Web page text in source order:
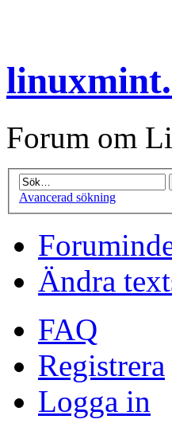
Forum om
Avancerad sökning
Ändra
FAQ
Registrera
Logga in